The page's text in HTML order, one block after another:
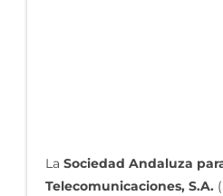
La Sociedad Andaluza
Telecomunicaciones, S.A.